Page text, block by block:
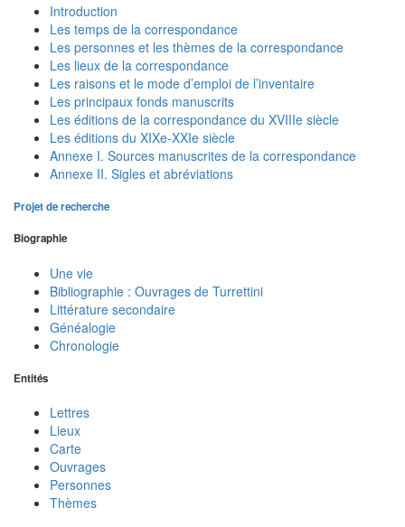
Introduction
Les temps de la correspondance
Les personnes et les thèmes de la correspondance
Les lieux de la correspondance
Les raisons et le mode d’emploi de l’inventaire
Les principaux fonds manuscrits
Les éditions de la correspondance du XVIIIe siècle
Les éditions du XIXe-XXIe siècle
Annexe I. Sources manuscrites de la correspondance
Annexe II. Sigles et abréviations
Projet de recherche
Biographie
Une vie
Bibliographie : Ouvrages de Turrettini
Littérature secondaire
Généalogie
Chronologie
Entités
Lettres
Lieux
Carte
Ouvrages
Personnes
Thèmes